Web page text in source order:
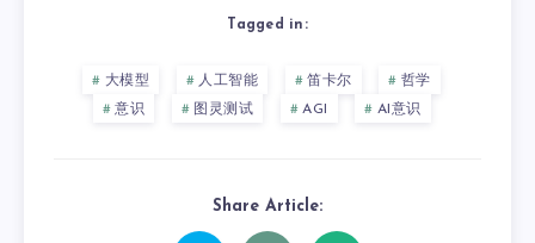
Tagged in:
大模型 人工智能 笛卡尔
哲学
意识
图灵测试 AGI AI意识
Share Article: